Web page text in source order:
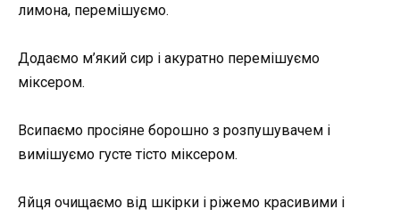
лимона, перемішуємо.
Додаємо м’який сир і акуратно перемішуємо
міксером.
Всипаємо просіяне борошно з розпушувачем і
вимішуємо густе тісто міксером.
Яйця очищаємо від шкірки і ріжемо красивими і